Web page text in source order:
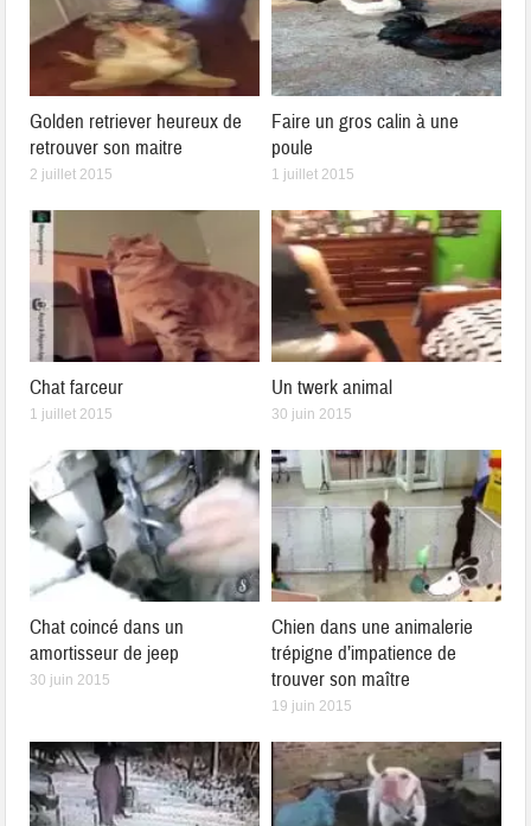
Golden retriever heureux de
retrouver son maitre
2 juillet 2015
Faire un gros calin à une
poule
1 juillet 2015
Chat farceur
1 juillet 2015
Un twerk animal
30 juin 2015
Chat coincé dans un
amortisseur de jeep
30 juin 2015
Chien dans une animalerie
trépigne d’impatience de
trouver son maître
19 juin 2015